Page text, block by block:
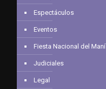
Espectáculos
Eventos
Fiesta Nacional del Maní
Judiciales
Legal